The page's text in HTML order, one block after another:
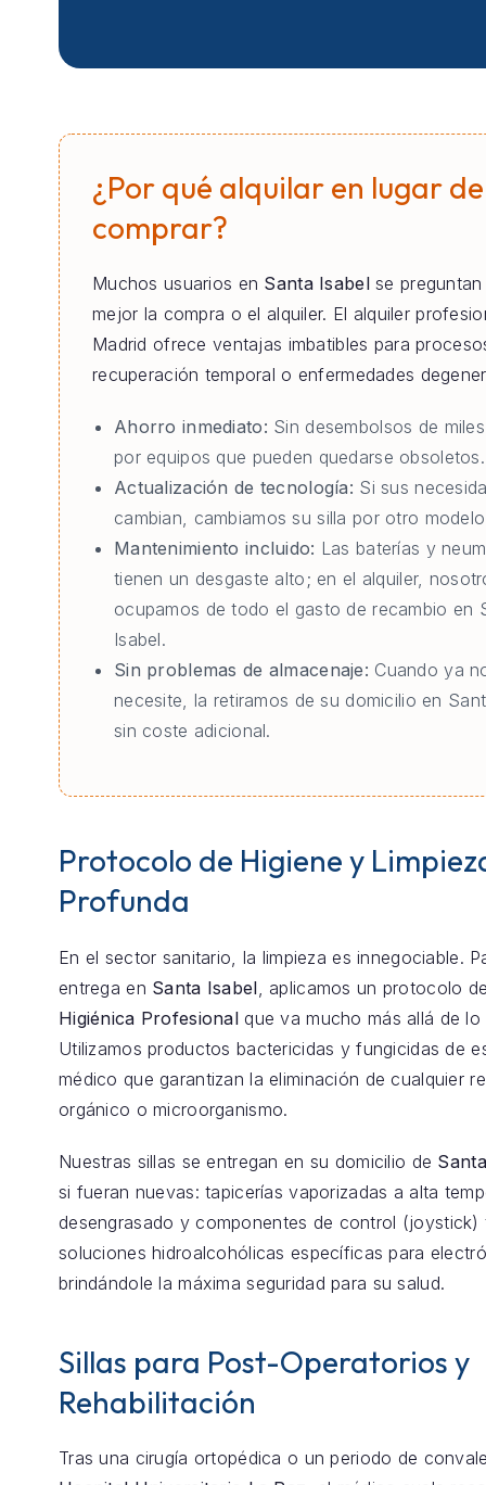
¿Por qué alquilar en lugar de
comprar?
Muchos usuarios en Santa Isabelse preguntan
mejor la compra o el alquiler. El alquiler
Madrid ofrece ventajas imbatibles para
recuperación temporal o enfermedades
Ahorro inmediato: Sin desembolsos de
por equipos que pueden quedarse obsoletos.
Actualización de tecnología: Si sus
cambian, cambiamos su silla por otro
Mantenimiento incluido: Las baterías y
tienen un desgaste alto; en el alquiler,
ocupamos de todo el gasto de recambio en
Isabel.
Sin problemas de almacenaje: Cuando ya
necesite, la retiramos de su domicilio en
sin coste adicional.
Protocolo de Higiene y
Profunda
En el sector sanitario, la limpieza es innegociable.
entrega en Santa Isabel , aplicamos un protocolo
Higiénica Profesional que va mucho más allá de
Utilizamos productos bactericidas y fungicidas de
médico que garantizan la eliminación de cualquier
orgánico o microorganismo.
Nuestras sillas se entregan en su domicilio de
si fueran nuevas: tapicerías vaporizadas a alta
desengrasado y componentes de control
soluciones hidroalcohólicas específicas para
brindándole la máxima seguridad para su salud.
Sillas para Post-Operatorios y
Rehabilitación
Tras una cirugía ortopédica o un periodo de